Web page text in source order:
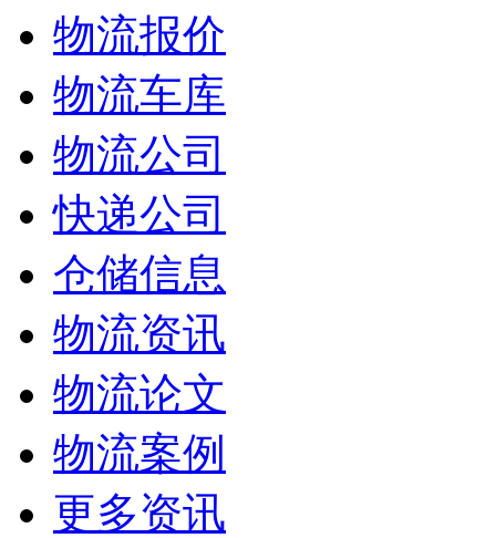
物流报价
物流车库
物流公司
快递公司
仓储信息
物流资讯
物流论文
物流案例
更多资讯